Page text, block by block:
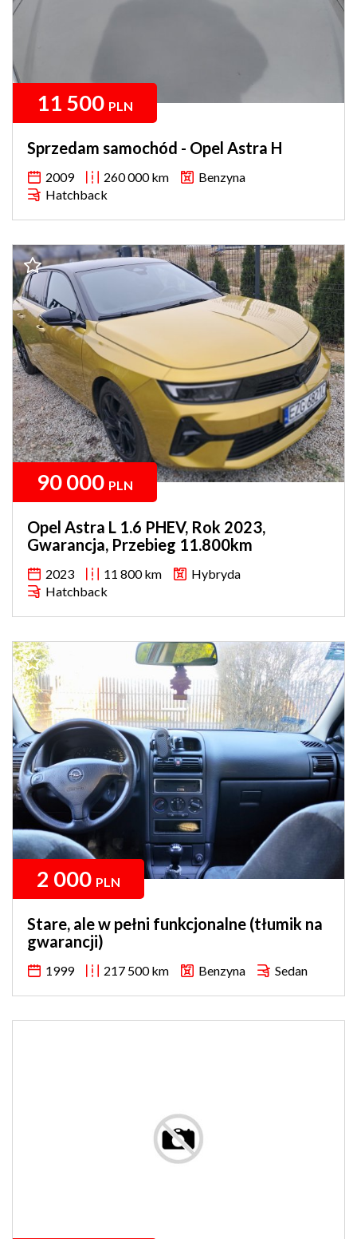
11 500 PLN
Sprzedam samochód - Opel Astra H
2009 260 000 km
Benzyna
Hatchback
90 000 PLN
Opel Astra L 1.6 PHEV, Rok 2023,
Gwarancja, Przebieg 11.800km
2023 11 800 km
Hybryda
Hatchback
2 000 PLN
Stare, ale w pełni funkcjonalne (tłumik na
gwarancji)
1999 217 500 km Benzyna Sedan